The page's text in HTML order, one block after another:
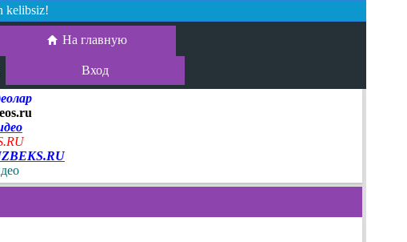
kelibsiz!
На главную
Вход